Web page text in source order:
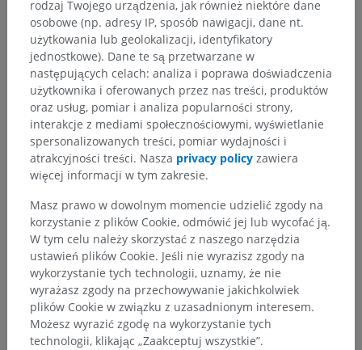
rodzaj Twojego urządzenia, jak również niektóre dane
osobowe (np. adresy IP, sposób nawigacji, dane nt.
użytkowania lub geolokalizacji, identyfikatory
jednostkowe). Dane te są przetwarzane w
następujących celach: analiza i poprawa doświadczenia
użytkownika i oferowanych przez nas treści, produktów
oraz usług, pomiar i analiza popularności strony,
interakcje z mediami społecznościowymi, wyświetlanie
spersonalizowanych treści, pomiar wydajności i
atrakcyjności treści. Nasza privacy policy zawiera
więcej informacji w tym zakresie.
Masz prawo w dowolnym momencie udzielić zgody na
korzystanie z plików Cookie, odmówić jej lub wycofać ją.
W tym celu należy skorzystać z naszego narzędzia
ustawień plików Cookie. Jeśli nie wyrazisz zgody na
wykorzystanie tych technologii, uznamy, że nie
wyrażasz zgody na przechowywanie jakichkolwiek
plików Cookie w związku z uzasadnionym interesem.
Możesz wyrazić zgodę na wykorzystanie tych
technologii, klikając „Zaakceptuj wszystkie”.